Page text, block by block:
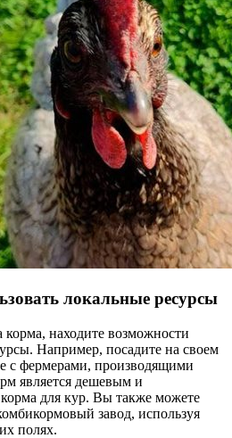
локальные ресурсы
находите возможности
Например, посадите на своем
с фермерами, производящими
является дешевым и
для кур. Вы также можете
завод, используя
полях.